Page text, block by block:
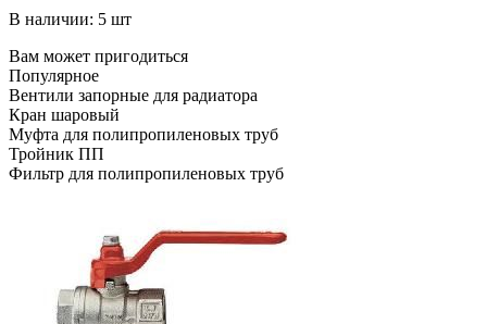
В наличии: 5 шт
Вам может пригодиться
Популярное
Вентили запорные для радиатора
Кран шаровый
Муфта для полипропиленовых труб
Тройник ПП
Фильтр для полипропиленовых труб